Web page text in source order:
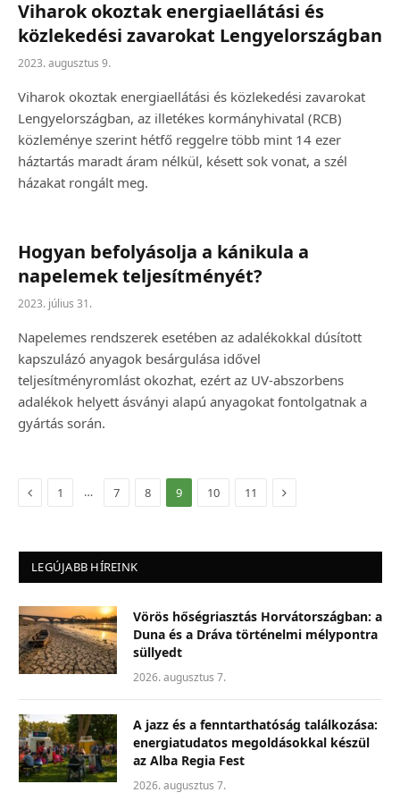
Viharok okoztak energiaellátási és
közlekedési zavarokat Lengyelországban
2023. augusztus 9.
Viharok okoztak energiaellátási és közlekedési zavarokat
Lengyelországban, az illetékes kormányhivatal (RCB)
közleménye szerint hétfő reggelre több mint 14 ezer
háztartás maradt áram nélkül, késett sok vonat, a szél
házakat rongált meg.
Hogyan befolyásolja a kánikula a
napelemek teljesítményét?
2023. július 31.
Napelemes rendszerek esetében az adalékokkal dúsított
kapszulázó anyagok besárgulása idővel
teljesítményromlást okozhat, ezért az UV-abszorbens
adalékok helyett ásványi alapú anyagokat fontolgatnak a
gyártás során.
Előző1 … 7 8 9 10 11 Következő
LEGÚJABB HÍREINK
Vörös hőségriasztás Horvátországban: a
Duna és a Dráva történelmi mélypontra
süllyedt
2026. augusztus 7.
A jazz és a fenntarthatóság találkozása:
energiatudatos megoldásokkal készül
az Alba Regia Fest
2026. augusztus 7.